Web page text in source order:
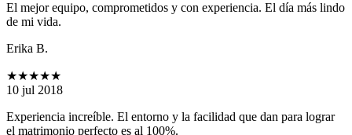
El mejor equipo, comprometidos y con experiencia. El día más lindo
de mi vida.
Erika B.
★★★★★
10 jul 2018
Experiencia increíble. El entorno y la facilidad que dan para lograr
el matrimonio perfecto es al 100%.